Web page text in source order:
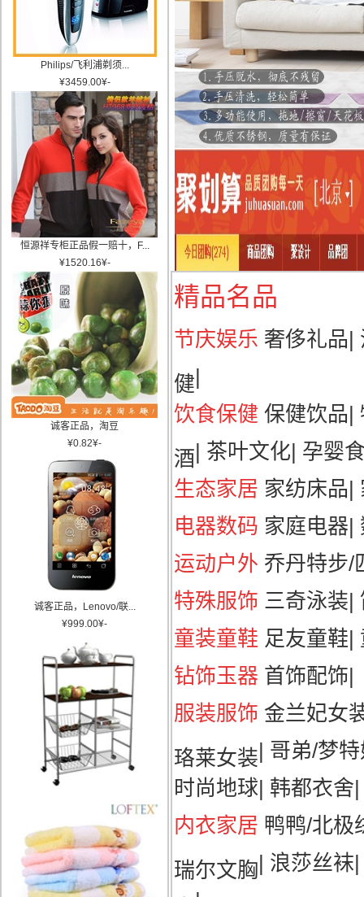
Philips/飞利浦剃须...
¥3459.00¥-
恒源祥专柜正品假一赔十，F...
¥1520.16¥-
诚客正品，淘豆
¥0.82¥-
诚客正品，Lenovo/联...
¥999.00¥-
精品名品
节庆娱乐 奢侈礼品|
健|
饮食保健 保健饮品|
酒| 茶叶文化| 孕婴
生态家居 家纺床品|
电器数码 家庭电器|
运动户外 乔丹特步/
特殊服饰 三奇泳装|
童装童鞋 足友童鞋|
钻饰玉器 首饰配饰|
服装服饰 金兰妃女
珞莱女装| 哥弟/梦
时尚地球| 韩都衣舍|
内衣家居 鸭鸭/北极
瑞尔文胸| 浪莎丝袜